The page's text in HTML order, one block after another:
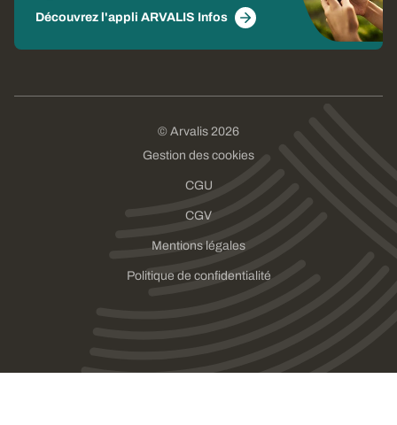
Découvrez l'appli ARVALIS Infos
© Arvalis 2026
Gestion des cookies
CGU
CGV
Mentions légales
Politique de confidentialité